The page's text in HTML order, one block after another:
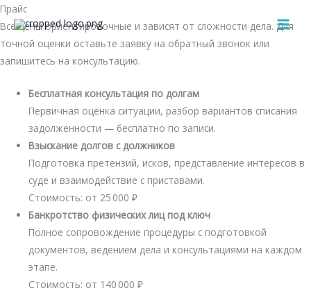
Перейти
к
содержимому
Прайс
Все цены ориентировочные и зависят от сложности дела. Для
точной оценки оставьте заявку на обратный звонок или
запишитесь на консультацию.
Бесплатная консультация по долгам
Первичная оценка ситуации, разбор вариантов списания
задолженности — бесплатно по записи.
Взыскание долгов с должников
Подготовка претензий, исков, представление интересов в
суде и взаимодействие с приставами.
Стоимость: от 25 000 ₽
Банкротство физических лиц под ключ
Полное сопровождение процедуры с подготовкой
документов, ведением дела и консультациями на каждом
этапе.
Стоимость: от 140 000 ₽